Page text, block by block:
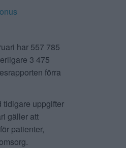
har 557 785
3 475
förra
tidigare uppgifter
gäller att
patienter,